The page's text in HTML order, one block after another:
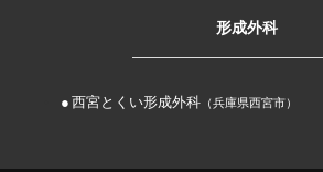
形成外科
西宮とくい形成外科 （兵庫県西宮市）